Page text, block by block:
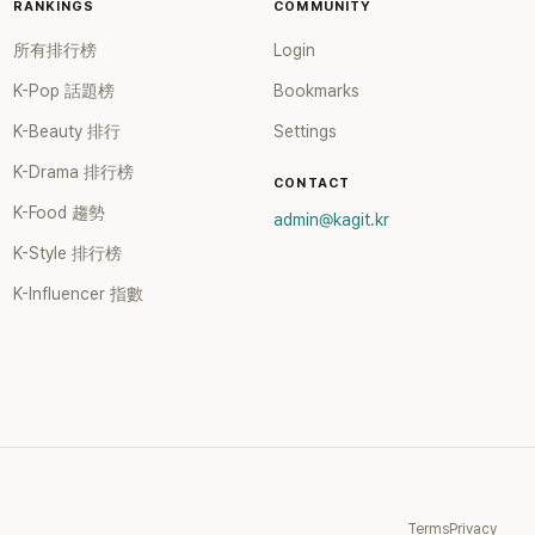
RANKINGS
所有排行榜
K-Pop 話題榜
K-Beauty 排行
K-Drama 排行榜
K-Food 趨勢
K-Style 排行榜
K-Influencer 指數
COMMUNITY
Login
Bookmarks
Settings
CONTACT
admin@kagit.kr
TermsPrivacy